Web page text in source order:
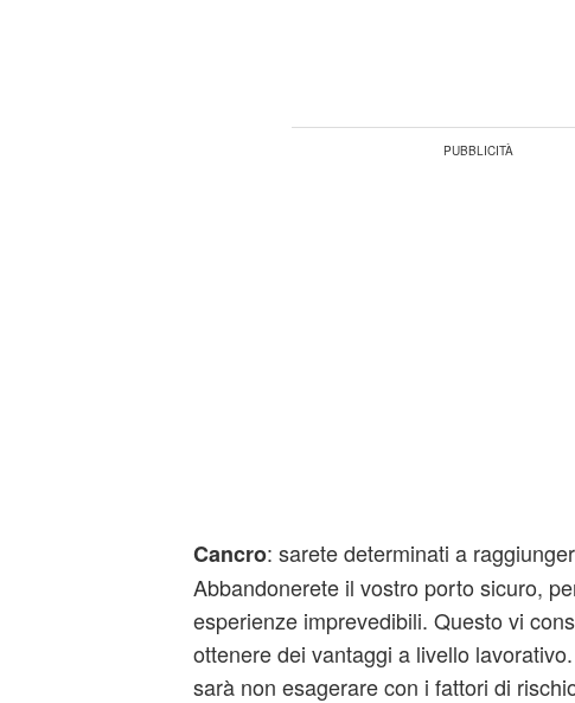
professionali potrebbero lasciare il
Cancro: sarete determinati a
Abbandonerete il vostro porto sicuro,
esperienze imprevedibili. Questo vi
ottenere dei vantaggi a livello
sarà non esagerare con i fattori di